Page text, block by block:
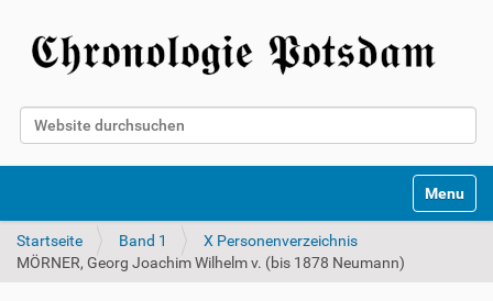
Website durchsuchen
Toggle
Startseite Band 1
X Personenverzeichnis
MÖRNER, Georg Joachim Wilhelm v. (bis 1878 Neumann)